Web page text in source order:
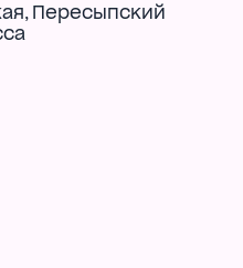
, Пересыпский